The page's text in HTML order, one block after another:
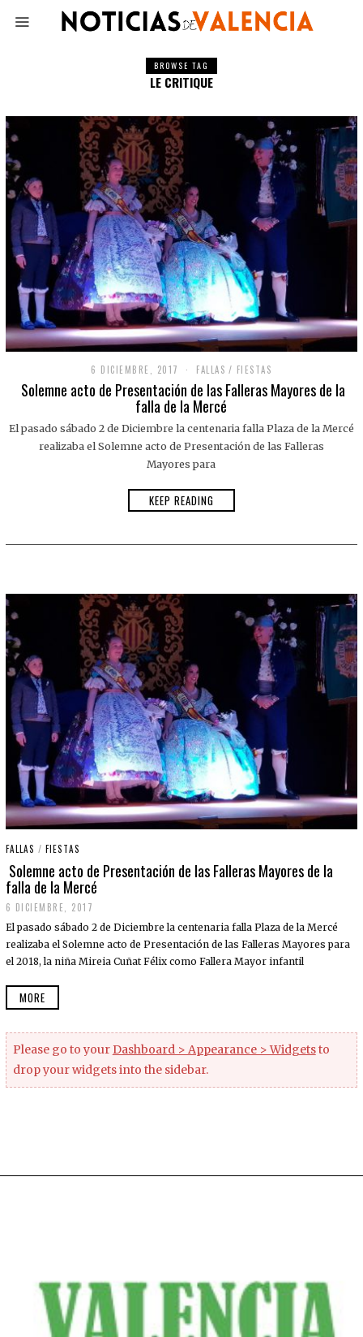
BROWSE TAG
LE CRITIQUE
6 DICIEMBRE, 2017
D
I
C
E
M
R
,
2
0
FALLAS / FIESTAS
Solemne acto de Presentación de las Falleras Mayores de la
falla de la Mercé
El pasado sábado 2 de Diciembre la centenaria falla Plaza de la Mercé
realizaba el Solemne acto de Presentación de las Falleras
Mayores para
KEEP READING
FALLAS / FIESTAS
Solemne acto de Presentación de las Falleras Mayores de la
falla de la Mercé
6 DICIEMBRE, 2017
I
C
E
0
1
7
El pasado sábado 2 de Diciembre la centenaria falla Plaza de la Mercé
realizaba el Solemne acto de Presentación de las Falleras Mayores para
el 2018, la niña Mireia Cuñat Félix como Fallera Mayor infantil
MORE
Please go to yourDashboard > Appearance > Widgetsto
drop your widgets into the sidebar.